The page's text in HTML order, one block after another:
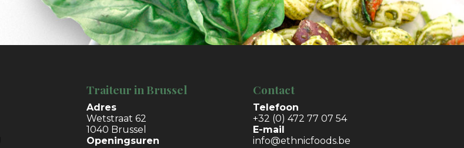
Traiteur in Brussel
Adres
Wetstraat 62
1040 Brussel
Openingsuren
Contact
Telefoon
+32 (0) 472 77 07 54
E-mail
info@ethnicfoods.be